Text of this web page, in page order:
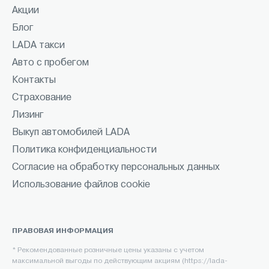
Акции
Блог
LADA такси
Авто с пробегом
Контакты
Страхование
Лизинг
Выкуп автомобилей LADA
Политика конфиденциальности
Согласие на обработку персональных данных
Использование файлов cookie
ПРАВОВАЯ ИНФОРМАЦИЯ
* Рекомендованные розничные цены указаны с учетом
максимальной выгоды по действующим акциям (https://lada-